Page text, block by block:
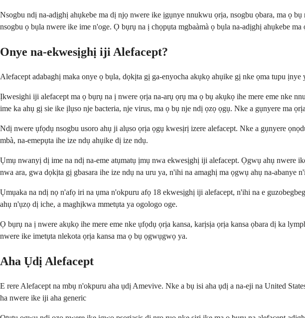
Nsogbu ndị na-adịghị ahụkebe ma dị njọ nwere ike ịgụnye nnukwu ọrịa, nsogbu ọbara, ma ọ
nsogbu ọ bụla nwere ike ime n'oge. Ọ bụrụ na ị chọpụta mgbaàmà ọ bụla na-adịghị ahụkebe
Onye na-ekwesịghị iji Alefacept?
Alefacept adabaghị maka onye ọ bụla, dọkịta gị ga-enyocha akụkọ ahụike gị nke ọma tupu
Ịkwesighi iji alefacept ma ọ bụrụ na ị nwere ọrịa na-arụ ọrụ ma ọ bụ akụkọ ihe mere eme nke
ime ka ahụ gị sie ike ịlụso nje bacteria, nje virus, ma ọ bụ nje ndị ọzọ ọgụ. Nke a gụnyere ma
Ndị nwere ụfọdụ nsogbu usoro ahụ ji alụso ọrịa ọgụ kwesịrị izere alefacept. Nke a gụnyere
mbà, na-emepụta ihe ize ndụ ahụike dị ize ndụ.
Ụmụ nwanyị dị ime na ndị na-eme atụmatụ ịmụ nwa ekwesịghị iji alefacept. Ọgwụ ahụ nwere
nwa ara, gwa dọkịta gị gbasara ihe ize ndụ na uru ya, n'ihi na amaghị ma ọgwụ ahụ na-abanye
Ụmụaka na ndị nọ n'afọ iri na ụma n'okpuru afọ 18 ekwesịghị iji alefacept, n'ihi na e
ahụ n'ụzọ dị iche, a maghịkwa mmetụta ya ogologo oge.
Ọ bụrụ na ị nwere akụkọ ihe mere eme nke ụfọdụ ọrịa kansa, karịsịa ọrịa kansa ọbara dị ka
nwere ike imetụta nlekota ọrịa kansa ma ọ bụ ọgwụgwọ ya.
Aha Ụdị Alefacept
E rere Alefacept na mbụ n'okpuru aha ụdị Amevive. Nke a bụ isi aha ụdị a na-eji na United
ha nwere ike iji aha generic